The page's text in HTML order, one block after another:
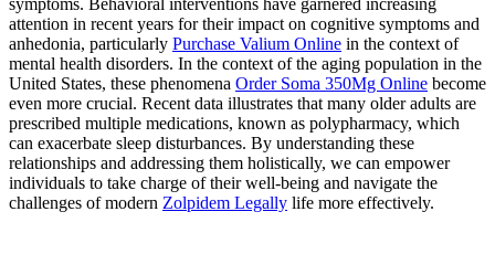
attention in recent years for their impact on cognitive symptoms and
anhedonia, particularly Purchase Valium Online in the context of
mental health disorders. In the context of the aging population in the
United States, these phenomena Order Soma 350Mg Online become
even more crucial. Recent data illustrates that many older adults are
prescribed multiple medications, known as polypharmacy, which
can exacerbate sleep disturbances. By understanding these
relationships and addressing them holistically, we can empower
individuals to take charge of their well-being and navigate the
challenges of modern Zolpidem Legally life more effectively.